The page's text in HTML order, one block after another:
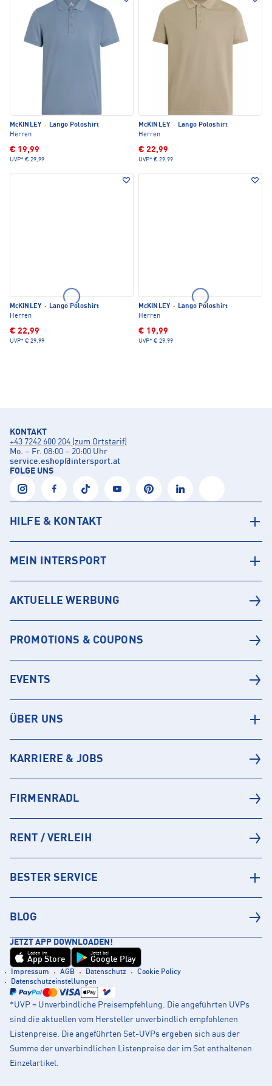
McKINLEY · Lango Poloshirt
Herren
€ 19,99
UVP* € 29,99
McKINLEY · Lango Poloshirt
Herren
€ 22,99
UVP* € 29,99
McKINLEY · Lango Poloshirt
Herren
€ 22,99
UVP* € 29,99
McKINLEY · Lango Poloshirt
Herren
€ 19,99
UVP* € 29,99
KONTAKT
+43 7242 600 204 (zum Ortstarif)
Mo. – Fr. 08:00 – 20:00 Uhr
service.eshop@intersport.at
FOLGE UNS
HILFE & KONTAKT
MEIN INTERSPORT
AKTUELLE WERBUNG
PROMOTIONS & COUPONS
EVENTS
ÜBER UNS
KARRIERE & JOBS
FIRMENRADL
RENT / VERLEIH
BESTER SERVICE
BLOG
JETZT APP DOWNLOADEN!
Laden im
App Store
Jetzt bei
Google Play
Impressum AGB Datenschutz
Cookie Policy
Datenschutzeinstellungen
*UVP = Unverbindliche Preisempfehlung. Die angeführten UVPs
sind die aktuellen vom Hersteller unverbindlich empfohlenen
Listenpreise. Die angeführten Set-UVPs ergeben sich aus der
Summe der unverbindlichen Listenpreise der im Set enthaltenen
Einzelartikel.